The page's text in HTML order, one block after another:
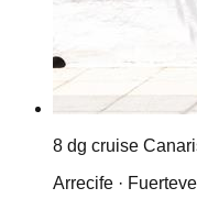
8 dg cruise
Arrecife ·